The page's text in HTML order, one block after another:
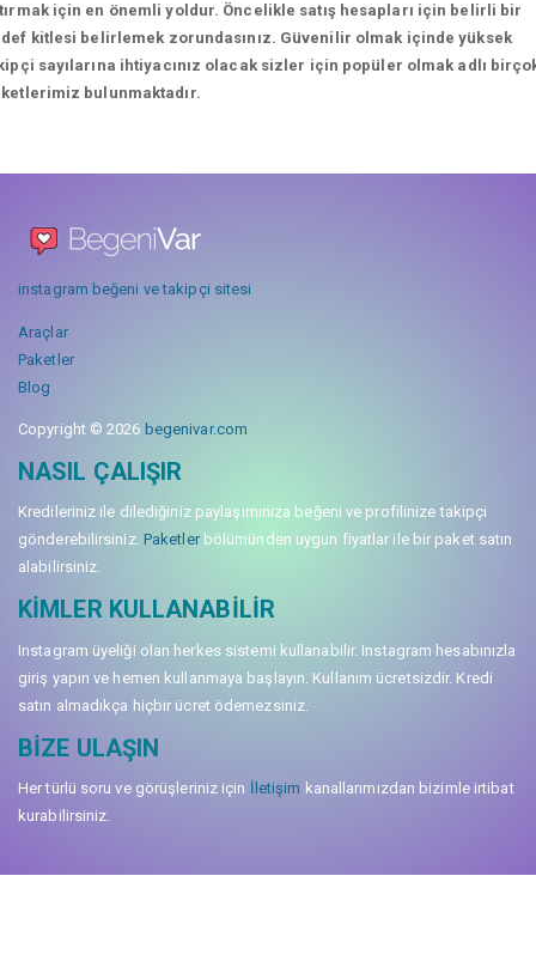
için en önemli yoldur. Öncelikle satış hesapları için belirli bir
kitlesi belirlemek zorundasınız. Güvenilir olmak içinde yüksek
sayılarına ihtiyacınız olacak sizler için popüler olmak adlı
bulunmaktadır.
instagram beğeni ve takipçi sitesi
Araçlar
Paketler
Blog
Copyright © 2026 begenivar.com
NASIL ÇALIŞIR
Kredileriniz ile dilediğiniz paylaşımınıza beğeni ve profilinize takipçi
gönderebilirsiniz. Paketlerbölümünden uygun fiyatlar ile bir paket satın
alabilirsiniz.
KIMLER KULLANABILIR
Instagram üyeliği olan herkes sistemi kullanabilir. Instagram hesabınızla
giriş yapın ve hemen kullanmaya başlayın. Kullanım ücretsizdir. Kredi
satın almadıkça hiçbir ücret ödemezsiniz.
BIZE ULAŞIN
Her türlü soru ve görüşleriniz için İletişim kanallarımızdan bizimle irtibat
kurabilirsiniz.